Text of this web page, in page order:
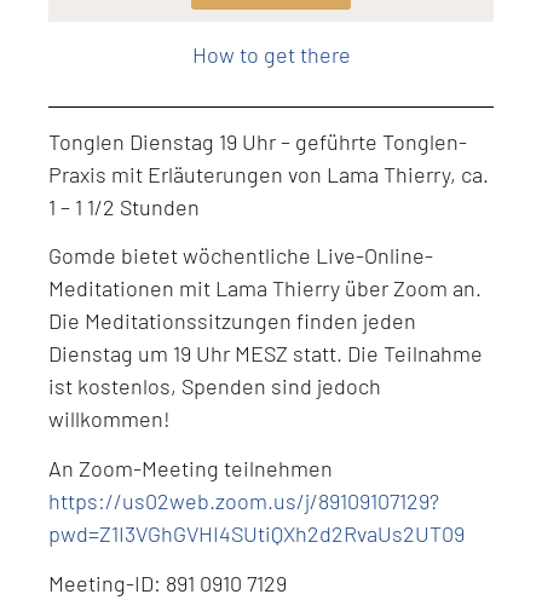
How to get there
Tonglen Dienstag 19 Uhr – geführte Tonglen-
Praxis mit Erläuterungen von Lama Thierry, ca.
1 – 1 1/2 Stunden
Gomde bietet wöchentliche Live-Online-
Meditationen mit Lama Thierry über Zoom an.
Die Meditationssitzungen finden jeden
Dienstag um 19 Uhr MESZ statt. Die Teilnahme
ist kostenlos, Spenden sind jedoch
willkommen!
An Zoom-Meeting teilnehmen
https://us02web.zoom.us/j/89109107129?
pwd=Z1I3VGhGVHI4SUtiQXh2d2RvaUs2UT09
Meeting-ID: 891 0910 7129